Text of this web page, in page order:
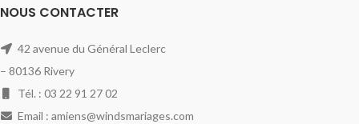
NOUS CONTACTER
42 avenue du Général Leclerc
– 80136 Rivery
Tél. : 03 22 91 27 02
Email : amiens@windsmariages.com